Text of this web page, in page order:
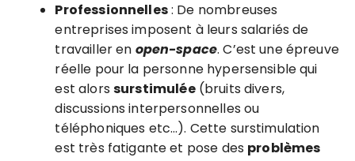
Professionnelles: De nombreuses
entreprises imposent à leurs salariés de
travailler en open-space. C’est une épreuve
réelle pour la personne hypersensible qui
est alors surstimulée(bruits divers,
discussions interpersonnelles ou
téléphoniques etc…). Cette surstimulation
est très fatigante et pose des problèmes